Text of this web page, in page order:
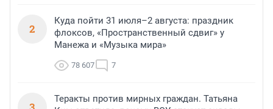
2
Куда пойти 31 июля–2 августа: праздник
флоксов, «Пространственный сдвиг» у
Манежа и «Музыка мира»
78 607 7
Теракты против мирных граждан. Татьяна